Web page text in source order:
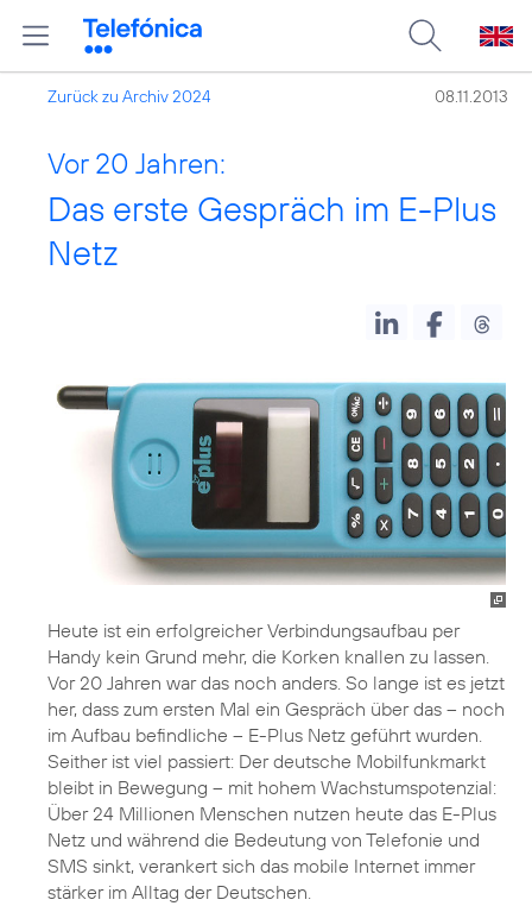
Zurück zu Archiv 2024 08.11.2013
Vor 20 Jahren:
Das erste Gespräch im E-Plus
Netz
Heute ist ein erfolgreicher Verbindungsaufbau per
Handy kein Grund mehr, die Korken knallen zu lassen.
Vor 20 Jahren war das noch anders. So lange ist es jetzt
her, dass zum ersten Mal ein Gespräch über das – noch
im Aufbau befindliche – E-Plus Netz geführt wurden.
Seither ist viel passiert: Der deutsche Mobilfunkmarkt
bleibt in Bewegung – mit hohem Wachstumspotenzial:
Über 24 Millionen Menschen nutzen heute das E-Plus
Netz und während die Bedeutung von Telefonie und
SMS sinkt, verankert sich das mobile Internet immer
stärker im Alltag der Deutschen.